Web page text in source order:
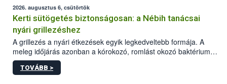
2026. augusztus 6, csütörtök
Kerti sütögetés biztonságosan: a Nébih tanácsai
nyári grillezéshez
A grillezés a nyári étkezések egyik legkedveltebb formája. A
meleg időjárás azonban a kórokozó, romlást okozó baktériumok
gyorsabb szaporodásának is kedvez. A szabadtéri sütögetés
ezért nem csupán a megfelelő sütési technikáról szól: legalább
TOVÁBB >